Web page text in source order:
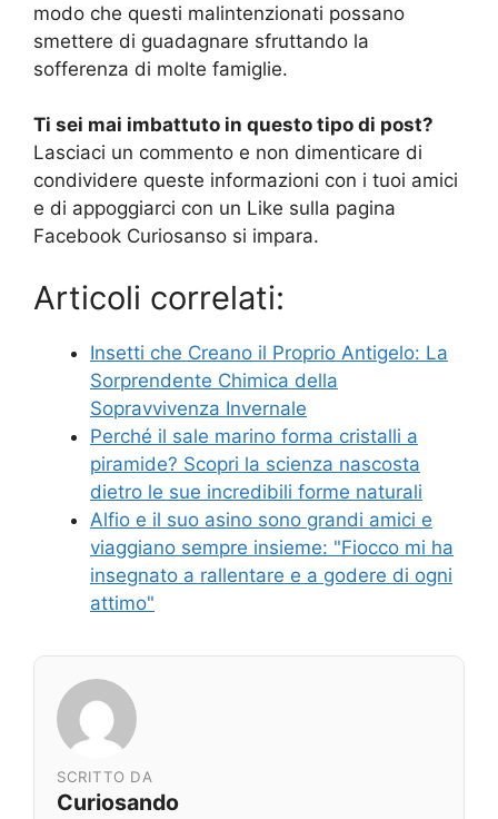
modo che questi malintenzionati possano
smettere di guadagnare sfruttando la
sofferenza di molte famiglie.
Ti sei mai imbattuto in questo tipo di post?
Lasciaci un commento e non dimenticare di
condividere queste informazioni con i tuoi amici
e di appoggiarci con un Like sulla pagina
Facebook Curiosanso si impara.
Articoli correlati:
Insetti che Creano il Proprio Antigelo: La
Sorprendente Chimica della
Sopravvivenza Invernale
Perché il sale marino forma cristalli a
piramide? Scopri la scienza nascosta
dietro le sue incredibili forme naturali
Alfio e il suo asino sono grandi amici e
viaggiano sempre insieme: "Fiocco mi ha
insegnato a rallentare e a godere di ogni
attimo"
SCRITTO DA
Curiosando